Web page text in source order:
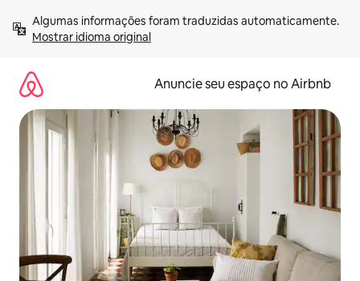
para
Mostrar idioma original
Anuncie seu espaço no Airbnb